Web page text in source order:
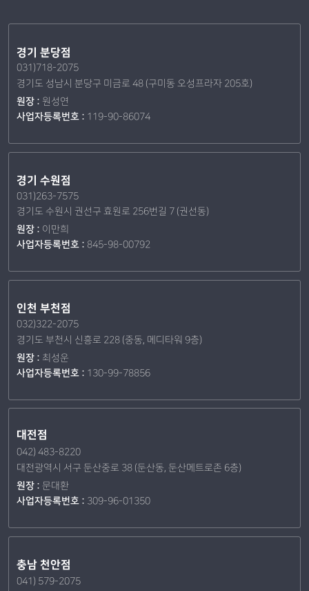
경기 분당점
031)718-2075
경기도 성남시 분당구 미금로 48 (구미동 오성프라자 205호)
원장 : 원성연
사업자등록번호 : 119-90-86074
경기 수원점
031)263-7575
경기도 수원시 권선구 효원로 256번길 7 (권선동)
원장 : 이만희
사업자등록번호 : 845-98-00792
인천 부천점
032)322-2075
경기도 부천시 신흥로 228 (중동, 메디타워 9층)
원장 : 최성운
사업자등록번호 : 130-99-78856
대전점
042) 483-8220
대전광역시 서구 둔산중로 38 (둔산동, 둔산메트로존 6층)
원장 : 문대환
사업자등록번호 : 309-96-01350
충남 천안점
041) 579-2075